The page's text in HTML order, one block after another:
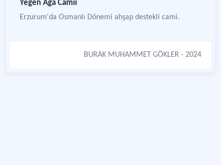
Yeğen Ağa Camii
Erzurum'da Osmanlı Dönemi ahşap destekli cami.
BURAK MUHAMMET GÖKLER - 2024